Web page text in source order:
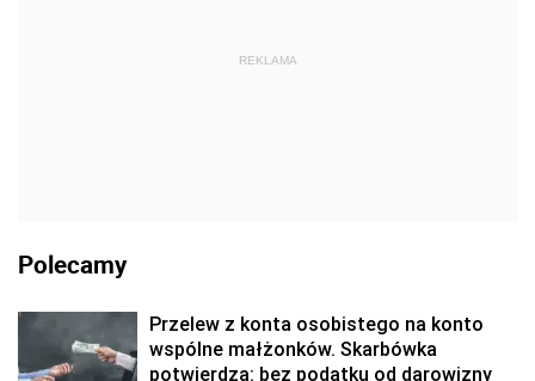
REKLAMA
Polecamy
Przelew z konta osobistego na konto
wspólne małżonków. Skarbówka
potwierdza: bez podatku od darowizny